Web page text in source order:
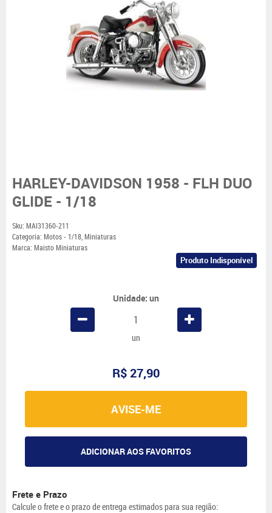
HARLEY-DAVIDSON 1958 - FLH DUO
GLIDE - 1/18
Sku: MAI31360-211
Categoria: Motos - 1/18,Miniaturas
Marca: Maisto Miniaturas
Produto Indisponível
Unidade: un
un
R$ 27,90
AVISE-ME
ADICIONAR AOS FAVORITOS
Frete e Prazo
Calcule o frete e o prazo de entrega estimados para sua região: